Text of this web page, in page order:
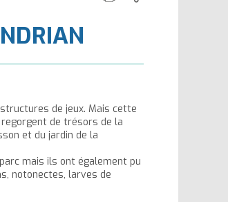
taille
du
textetexte
de jeux. Mais cette
de trésors de la
et du jardin de la
mais ils ont également pu
notonectes, larves de